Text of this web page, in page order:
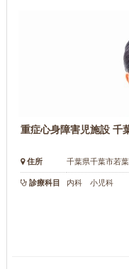
重症心身障害児施設 千
住所 千葉県千葉市若
診療科目 内科 小児科